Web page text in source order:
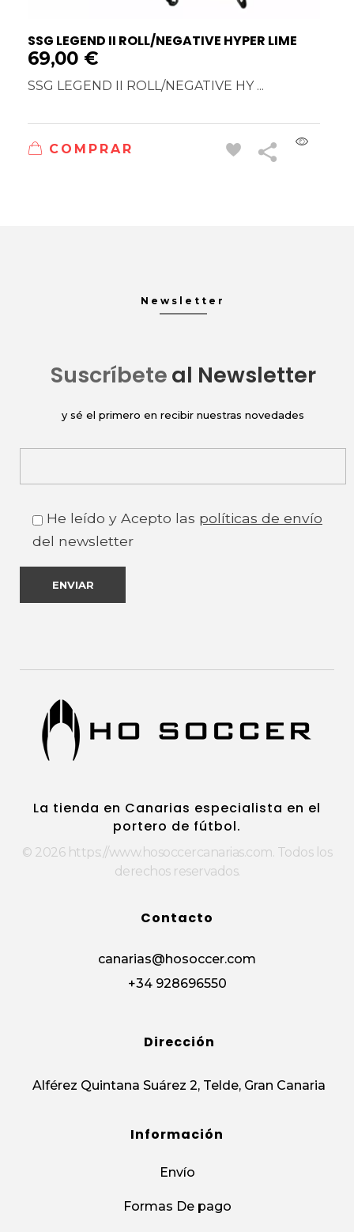
SSG LEGEND II ROLL/NEGATIVE HYPER LIME
69,00 €
SSG LEGEND II ROLL/NEGATIVE HY ...
COMPRAR
Newsletter
Suscríbeteal Newsletter
y sé el primero en recibir nuestras novedades
He leído y Acepto las políticas de envío
del newsletter
La tienda en Canarias especialista en el
portero de fútbol.
© 2026 https://www.hosoccercanarias.com. Todos los
derechos reservados.
Contacto
canarias@hosoccer.com
+34 928696550
Dirección
Alférez Quintana Suárez 2, Telde, Gran Canaria
Información
Envío
Formas De pago